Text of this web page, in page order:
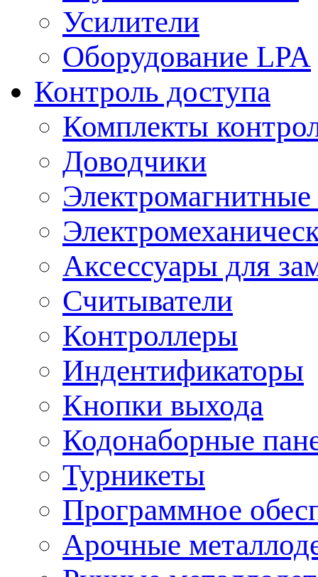
Усилители
Оборудование LPA
Контроль доступа
Комплекты
Доводчики
Аксессуары для
Считыватели
Контроллеры
Индентификаторы
Кнопки выхода
Кодонаборные
Турникеты
Программное
Арочные